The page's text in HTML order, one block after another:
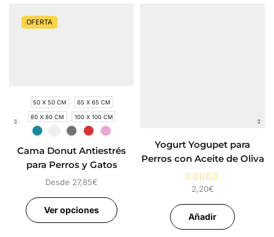
OFERTA
50 X 50 CM 65 X 65 CM
80 X 80 CM 100 X 100 CM
Cama Donut Antiestrés
para Perros y Gatos
Desde 27,85€
Ver opciones
Yogurt Yogupet para
Perros con Aceite de Oliva
2,20€
Añadir